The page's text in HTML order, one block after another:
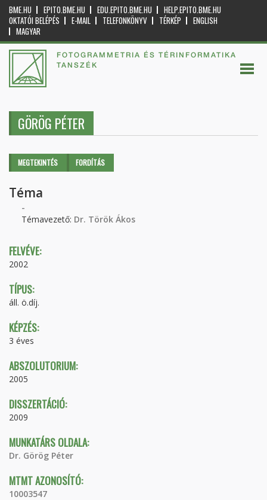
BME.HU EPITO.BME.HU EDU.EPITO.BME.HU
HELP.EPITO.BME.HU
OKTATÓI BELÉPÉS
E-MAIL TELEFONKÖNYV TÉRKÉP
ENGLISH
MAGYAR
FOTOGRAMMETRIA ÉS TÉRINFORMATIKA
TANSZÉK
GÖRÖG PÉTER
Elsődleges fülek
MEGTEKINTÉS (AKTÍVFORDÍTÁS
Téma
-
Témavezető: Dr. Török Ákos
FELVÉVE:
2002
TÍPUS:
áll. ö.díj.
KÉPZÉS:
3 éves
ABSZOLUTORIUM:
2005
DISSZERTÁCIÓ:
2009
MUNKATÁRS OLDALA:
Dr. Görög Péter
MTMT AZONOSÍTÓ:
10003547